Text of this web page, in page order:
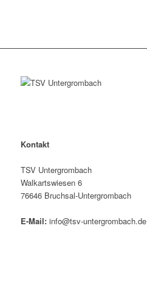
Kontakt
TSV Untergrombach
Walkartswiesen 6
76646 Bruchsal-Untergrombach
E-Mail: info@tsv-untergrombach.de